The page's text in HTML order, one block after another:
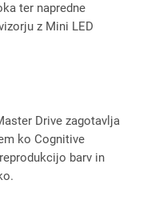
ter napredne
z Mini LED
Drive zagotavlja
ko Cognitive
barv in